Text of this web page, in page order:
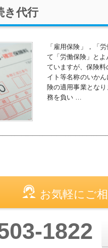
き代行
「雇用保険」，「
て「労働保険」と
ていますが、保険
イト等名称のいか
険の適用事業とな
務を負い …
お気軽にご
1822